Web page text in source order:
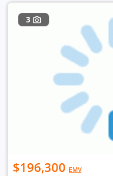
3
$196,300 EMV